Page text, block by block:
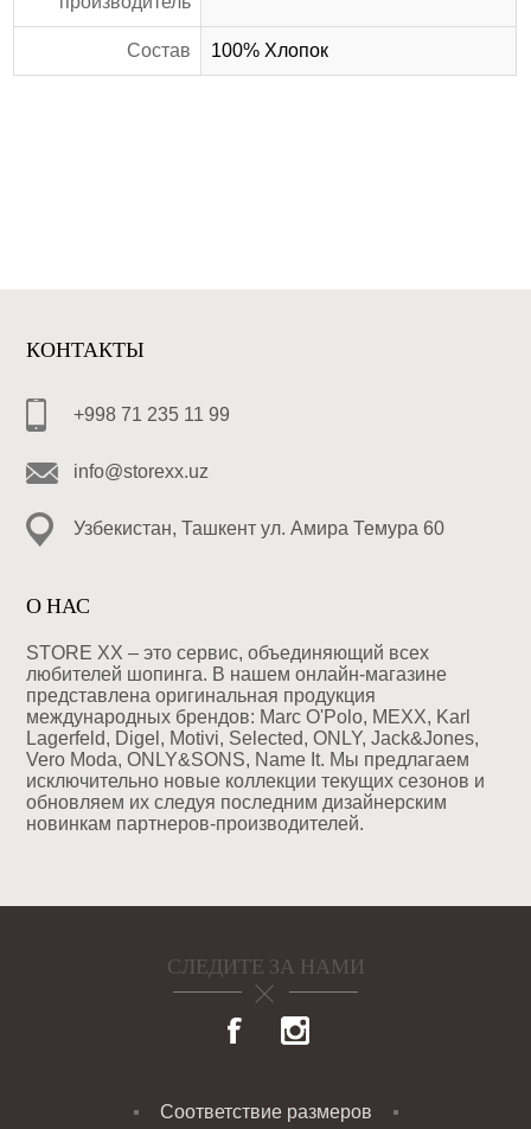
Состав 100% Хлопок
КОНТАКТЫ
+998 71 235 11 99
info@storexx.uz
Узбекистан, Ташкент ул. Амира Темура 60
О НАС
STORE XX – это сервис, объединяющий всех
любителей шопинга. В нашем онлайн-магазине
представлена оригинальная продукция
международных брендов: Marc O'Polo, MEXX, Karl
Lagerfeld, Digel, Motivi, Selected, ONLY, Jack&Jones,
Vero Moda, ONLY&SONS, Name It. Мы предлагаем
исключительно новые коллекции текущих сезонов и
обновляем их следуя последним дизайнерским
новинкам партнеров-производителей.
СЛЕДИТЕ ЗА НАМИ
Соответствие размеров